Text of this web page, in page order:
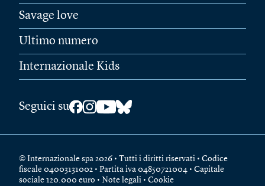
Savage love
Ultimo numero
Internazionale Kids
Seguici su
© Internazionale spa 2026 • Tutti i diritti riservati • Codice
fiscale 04003131002 • Partita iva 04850721004 • Capitale
sociale 120.000 euro • Note legali • Cookie